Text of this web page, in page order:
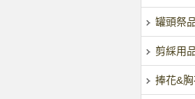
罐頭祭
剪綵用
捧花&胸